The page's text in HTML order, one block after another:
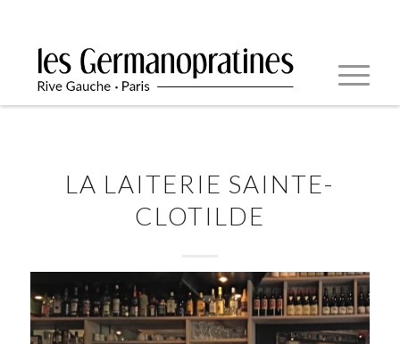
LA LAITERIE SAINTE-
CLOTILDE